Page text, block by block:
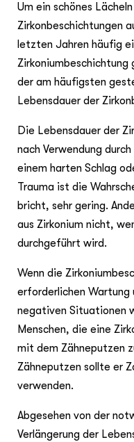
Um ein schönes
Zirkonbeschichtungen
letzten Jahren häufig
Zirkoniumbeschichtung
der am häufigsten
Lebensdauer der
Die Lebensdauer der
nach Verwendung
einem harten Schlag
Trauma ist die
bricht, sehr gering.
aus Zirkonium nicht,
durchgeführt wird.
Wenn die
erforderlichen Wartung
negativen Situationen
Menschen, die eine
mit dem Zähneputzen
Zähneputzen sollte er
verwenden.
Abgesehen von der
Verlängerung der